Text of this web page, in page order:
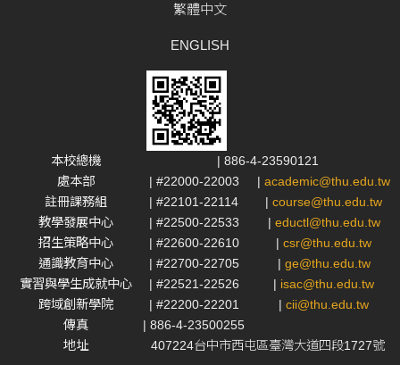
繁體中文
ENGLISH
本校總機
| 886-4-23590121
處本部
| #22000-22003 | academic@thu.edu.tw
註冊課務組
| #22101-22114 | course@thu.edu.tw
教學發展中心
| #22500-22533 | eductl@thu.edu.tw
招生策略中心
| #22600-22610 | csr@thu.edu.tw
通識教育中心
| #22700-22705 | ge@thu.edu.tw
實習與學生成就中心
| #22521-22526 | isac@thu.edu.tw
跨域創新學院
| #22200-22201 | cii@thu.edu.tw
傳真
| 886-4-23500255
地址
407224台中市西屯區臺灣大道四段1727號